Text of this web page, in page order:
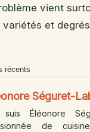
vient
et
récents
Séguret-
Éléonore
de